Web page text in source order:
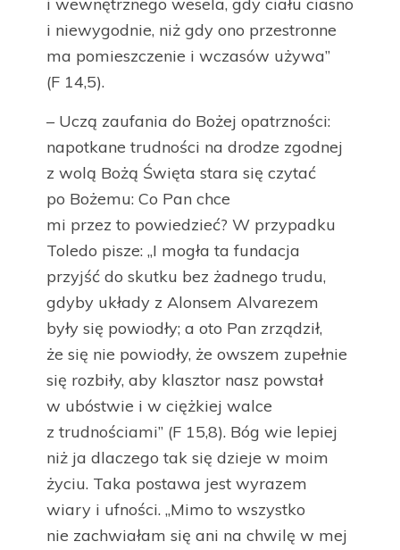
i wewnętrznego wesela, gdy ciału ciasno
i niewygodnie, niż gdy ono przestronne
ma pomieszczenie i wczasów używa”
(F 14,5).
– Uczą zaufania do Bożej opatrzności:
napotkane trudności na drodze zgodnej
z wolą Bożą Święta stara się czytać
po Bożemu: Co Pan chce
mi przez to powiedzieć? W przypadku
Toledo pisze: „I mogła ta fundacja
przyjść do skutku bez żadnego trudu,
gdyby układy z Alonsem Alvarezem
były się powiodły; a oto Pan zrządził,
że się nie powiodły, że owszem zupełnie
się rozbiły, aby klasztor nasz powstał
w ubóstwie i w ciężkiej walce
z trudnościami” (F 15,8). Bóg wie lepiej
niż ja dlaczego tak się dzieje w moim
życiu. Taka postawa jest wyrazem
wiary i ufności. „Mimo to wszystko
nie zachwiałam się ani na chwilę w mej